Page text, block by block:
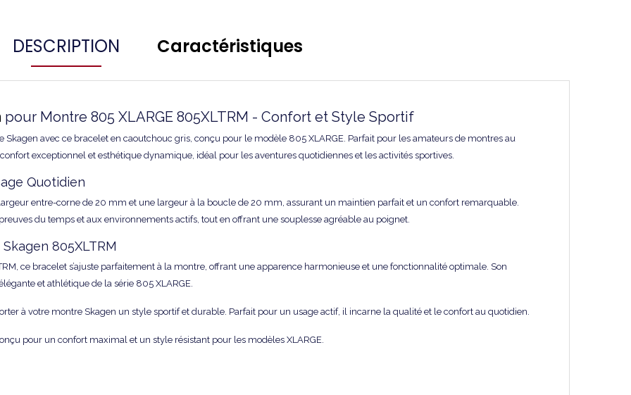
DESCRIPTION Caractéristiques
pour Montre 805 XLARGE 805XLTRM - Confort et Style Sportif
avec ce bracelet en caoutchouc gris, conçu pour le modèle 805 XLARGE. Parfait pour les amateurs de montres au
exceptionnel et esthétique dynamique, idéal pour les aventures quotidiennes et les activités sportives.
Quotidien
entre-corne de 20 mm et une largeur à la boucle de 20 mm, assurant un maintien parfait et un confort remarquable.
du temps et aux environnements actifs, tout en offrant une souplesse agréable au poignet.
805XLTRM
ce bracelet s’ajuste parfaitement à la montre, offrant une apparence harmonieuse et une fonctionnalité optimale. Son
et athlétique de la série 805 XLARGE.
à votre montre Skagen un style sportif et durable. Parfait pour un usage actif, il incarne la qualité et le confort au quotidien.
pour un confort maximal et un style résistant pour les modèles XLARGE.